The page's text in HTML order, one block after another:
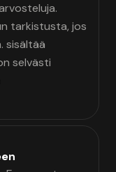
tarkistusta, jos
sisältää
selvästi